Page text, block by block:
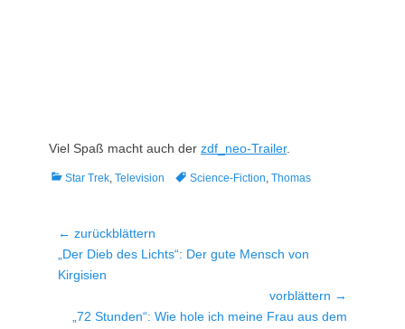
Viel Spaß macht auch der zdf_neo-Trailer.
Kategorien
Star Trek, Television TagsScience-Fiction, Thomas
Beitragsnavigation
← zurückblättern
Vorheriger
Beitrag:
„Der Dieb des Lichts“: Der gute Mensch von
Kirgisien
vorblättern →
Nächster
„72 Stunden“: Wie hole ich meine Frau aus dem